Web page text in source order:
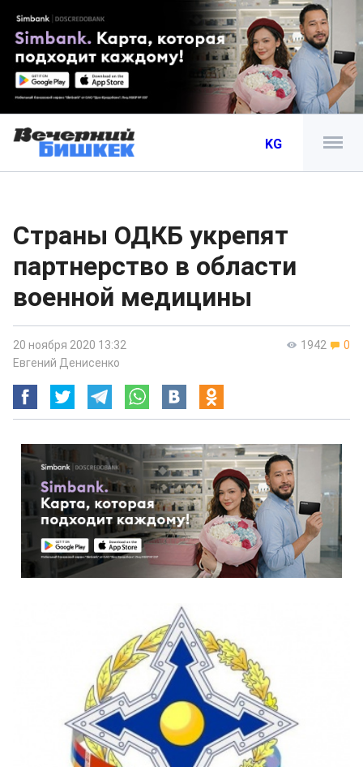
KG
Страны ОДКБ укрепят
партнерство в области
военной медицины
1942 0
20 ноября 2020 13:32
Евгений Денисенко